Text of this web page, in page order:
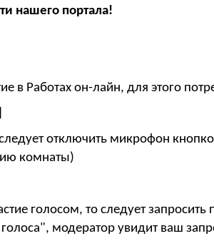
нашего портала!
в Работах он-лайн, для этого
отключить микрофон
комнаты)
голосом, то следует
модератор увидит ваш